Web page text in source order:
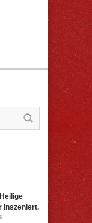
inszeniert.